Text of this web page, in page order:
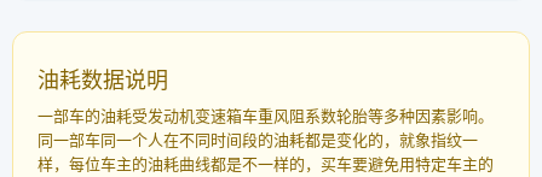
油耗数据说明
一部车的油耗受发动机变速箱车重风阻系数轮胎等多种因素影响。
同一部车同一个人在不同时间段的油耗都是变化的，就象指纹一
样，每位车主的油耗曲线都是不一样的，买车要避免用特定车主的